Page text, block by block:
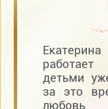
детьми
за это